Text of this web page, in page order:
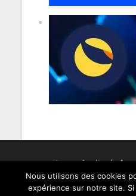
Men­tions Légales/
Nous utilisons des cookies
expérience sur notre site.